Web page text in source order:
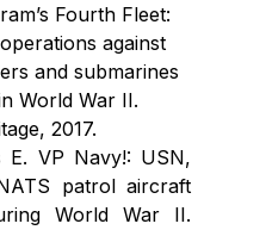
Fourth Fleet:
against
and submarines
World War II.
2017.
E. VP Navy!: USN,
patrol aircraft
World War II.